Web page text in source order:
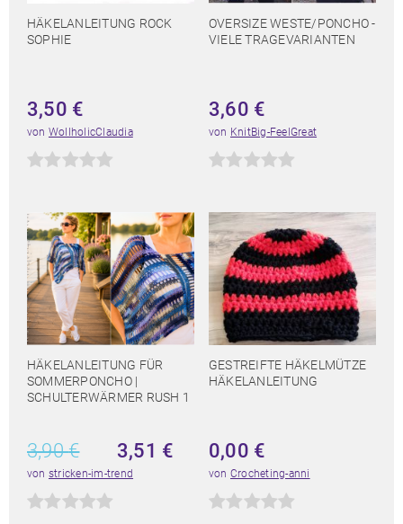
HÄKELANLEITUNG ROCK
SOPHIE
3,50 €
von WollholicClaudia
OVERSIZE WESTE/PONCHO -
VIELE TRAGEVARIANTEN
3,60 €
von KnitBig-FeelGreat
HÄKELANLEITUNG FÜR
SOMMERPONCHO |
SCHULTERWÄRMER RUSH 1
3,90€ 3,51 €
von stricken-im-trend
GESTREIFTE HÄKELMÜTZE
HÄKELANLEITUNG
0,00 €
von Crocheting-anni